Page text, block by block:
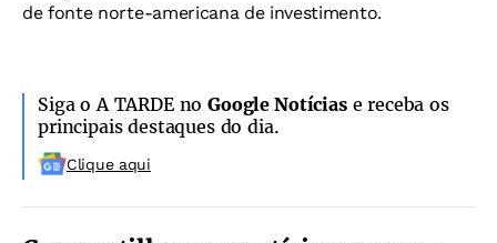
de fonte norte-americana de investimento.
Siga o A TARDE noGoogle Notíciase receba os
principais destaques do dia.
Clique aqui